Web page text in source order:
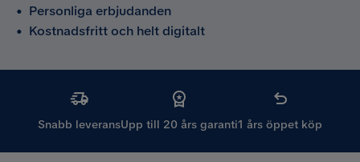
• Personliga erbjudanden
• Kostnadsfritt och helt digitalt
Snabb leveransUpp till 20 års garanti1 års öppet köp